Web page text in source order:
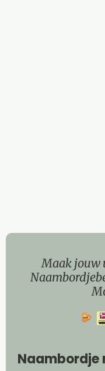
Maak jouw
Naambordje